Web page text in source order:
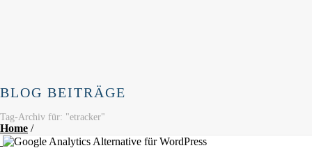
BLOG BEITRÄGE
Tag-Archiv für: "etracker"
Home /